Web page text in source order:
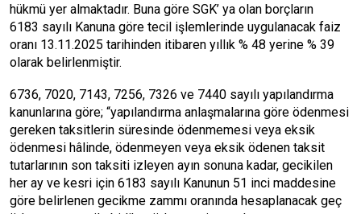
hükmü yer almaktadır. Buna göre SGK’ ya olan borçların
6183 sayılı Kanuna göre tecil işlemlerinde uygulanacak faiz
oranı 13.11.2025 tarihinden itibaren yıllık % 48 yerine % 39
olarak belirlenmiştir.
6736, 7020, 7143, 7256, 7326 ve 7440 sayılı yapılandırma
kanunlarına göre; “yapılandırma anlaşmalarına göre ödenmesi
gereken taksitlerin süresinde ödenmemesi veya eksik
ödenmesi hâlinde, ödenmeyen veya eksik ödenen taksit
tutarlarının son taksiti izleyen ayın sonuna kadar, gecikilen
her ay ve kesri için 6183 sayılı Kanunun 51 inci maddesine
göre belirlenen gecikme zammı oranında hesaplanacak geç